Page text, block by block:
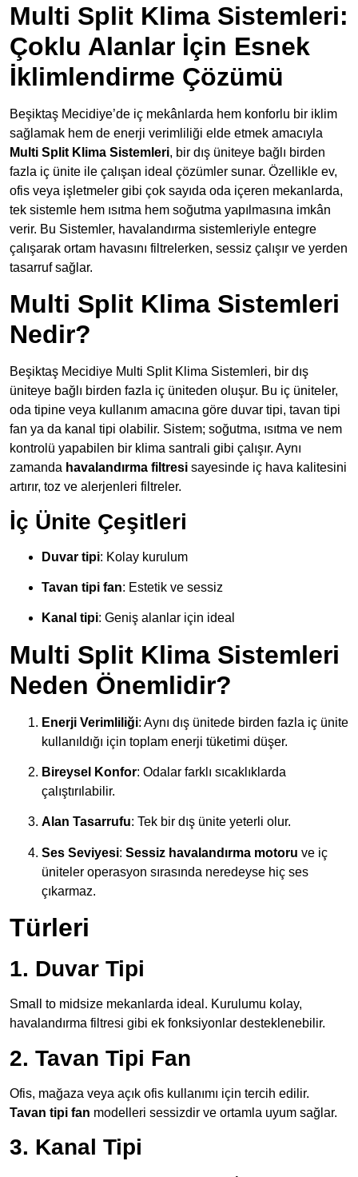
Multi Split Klima Sistemleri:
Çoklu Alanlar İçin Esnek
İklimlendirme Çözümü
Beşiktaş Mecidiye’de iç mekânlarda hem konforlu bir iklim
sağlamak hem de enerji verimliliği elde etmek amacıyla
Multi Split Klima Sistemleri, bir dış üniteye bağlı birden
fazla iç ünite ile çalışan ideal çözümler sunar. Özellikle ev,
ofis veya işletmeler gibi çok sayıda oda içeren mekanlarda,
tek sistemle hem ısıtma hem soğutma yapılmasına imkân
verir. Bu Sistemler, havalandırma sistemleriyle entegre
çalışarak ortam havasını filtrelerken, sessiz çalışır ve yerden
tasarruf sağlar.
Multi Split Klima Sistemleri
Nedir?
Beşiktaş Mecidiye Multi Split Klima Sistemleri, bir dış
üniteye bağlı birden fazla iç üniteden oluşur. Bu iç üniteler,
oda tipine veya kullanım amacına göre duvar tipi, tavan tipi
fan ya da kanal tipi olabilir. Sistem; soğutma, ısıtma ve nem
kontrolü yapabilen bir klima santrali gibi çalışır. Aynı
zamanda havalandırma filtresi sayesinde iç hava kalitesini
artırır, toz ve alerjenleri filtreler.
İç Ünite Çeşitleri
Duvar tipi: Kolay kurulum
Tavan tipi fan: Estetik ve sessiz
Kanal tipi: Geniş alanlar için ideal
Multi Split Klima Sistemleri
Neden Önemlidir?
Enerji Verimliliği: Aynı dış ünitede birden fazla iç ünite
kullanıldığı için toplam enerji tüketimi düşer.
Bireysel Konfor: Odalar farklı sıcaklıklarda
çalıştırılabilir.
Alan Tasarrufu: Tek bir dış ünite yeterli olur.
Ses Seviyesi: Sessiz havalandırma motoru ve iç
üniteler operasyon sırasında neredeyse hiç ses
çıkarmaz.
Türleri
1. Duvar Tipi
Small to midsize mekanlarda ideal. Kurulumu kolay,
havalandırma filtresi gibi ek fonksiyonlar desteklenebilir.
2. Tavan Tipi Fan
Ofis, mağaza veya açık ofis kullanımı için tercih edilir.
Tavan tipi fan modelleri sessizdir ve ortamla uyum sağlar.
3. Kanal Tipi